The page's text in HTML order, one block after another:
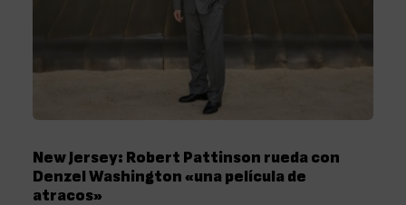
New Jersey: Robert Pattinson rueda con
Denzel Washington «una película de
atracos»